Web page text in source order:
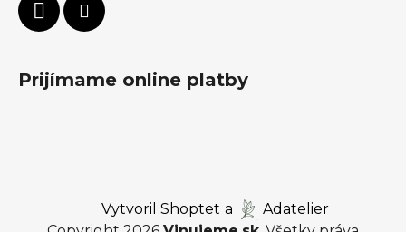
Prijímame online platby
Vytvoril Shoptet a
Adatelier